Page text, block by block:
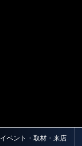
イベント・取材・来店